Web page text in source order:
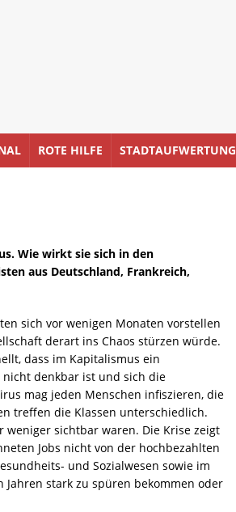
ROTE HILFE STADTAUFWERTUNG
Wie wirkt sie sich in den
aus Deutschland, Frankreich,
sich vor wenigen Monaten vorstellen
derart ins Chaos stürzen würde.
dass im Kapitalismus ein
denkbar ist und sich die
mag jeden Menschen infiszieren, die
treffen die Klassen unterschiedlich.
weniger sichtbar waren. Die Krise zeigt
Jobs nicht von der hochbezahlten
und Sozialwesen sowie im
stark zu spüren bekommen oder